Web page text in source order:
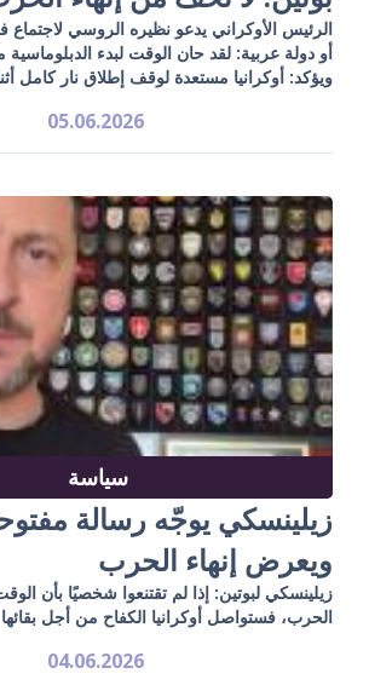
الرئيس الأوكراني يدعو نظيره الروسي لاجتماع
أو دولة عربية: لقد حان الوقت لبدء
ويؤكد: أوكرانيا مستعدة لوقف إطلاق نار كامل
05.06.2026
سياسة
زيلينسكي يوجّه رسالة
ويعرض إنهاء الحرب
زيلينسكي لبوتين: إذا لم تقتنعوا شخصيًا بأن
الحرب، فستواصل أوكرانيا الكفاح من أجل بقائها
04.06.2026